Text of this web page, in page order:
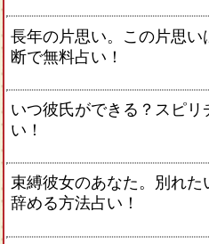
長年の片思い。この片思い
断で無料占い！
いつ彼氏ができる？スピ
い！
束縛彼女のあなた。別れ
辞める方法占い！